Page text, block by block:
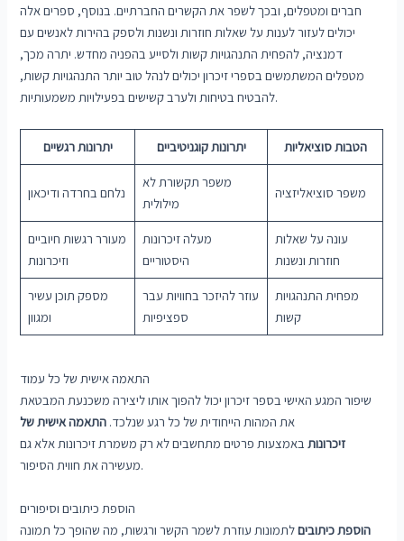
חברים ומטפלים, ובכך לשפר את הקשרים החברתיים. בנוסף, ספרים אלה
יכולים לעזור לענות על שאלות חוזרות ונשנות ולספק בהירות לאנשים עם
דמנציה, להפחית התנהגויות קשות ולסייע בהפניה מחדש. יתרה מכך,
מטפלים המשתמשים בספרי זיכרון יכולים לנהל טוב יותר התנהגויות קשות,
להבטיח בטיחות ולערב קשישים בפעילויות משמעותיות.
יתרונות רגשיים יתרונות קוגניטיביים הטבות סוציאליות
נלחם בחרדה ודיכאון
משפר תקשורת לא
מילולית
משפר סוציאליזציה
מעורר רגשות חיוביים
וזיכרונות
מעלה זיכרונות
היסטוריים
עונה על שאלות
חוזרות ונשנות
מספק תוכן עשיר
ומגוון
עוזר להיזכר בחוויות עבר
ספציפיות
מפחית התנהגויות
קשות
התאמה אישית של כל עמוד
שיפור המגע האישי בספר זיכרון יכול להפוך אותו ליצירה משכנעת המבטאת
את המהות הייחודית של כל רגע שנלכד. התאמה אישית של
זיכרונותבאמצעות פרטים מתחשבים לא רק משמרת זיכרונות אלא גם
מעשירה את חווית הסיפור.
הוספת כיתובים וסיפורים
הוספת כיתוביםלתמונות עוזרת לשמר הקשר ורגשות, מה שהופך כל תמונה